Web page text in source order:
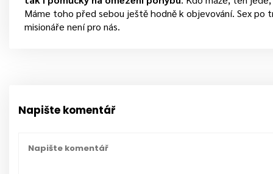
Máme toho před sebou ještě hodně k objevování. Sex po
misionáře není pro nás.
Napište komentář